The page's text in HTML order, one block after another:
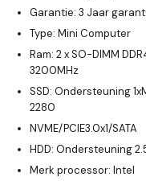
Garantie: 3 Jaar
Type: Mini Computer
Ram: 2 x SO-DIMM
3200MHz
SSD: Ondersteuning
2280
NVME/PCIE3.0x1/SATA
HDD: Ondersteuning
Merk processor: Intel